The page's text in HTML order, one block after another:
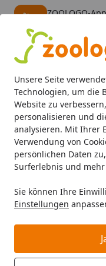
Unsere Seite
Technologien, um die
Website zu
personalisieren und
analysieren. Mit Ihrer
Verwendung von
persönlichen Daten
Surferlebnis und
Sie können Ihre
Einstellungen
ZOOLOGO-App
Alle Produkte
Mein Konto
Suchen
Startseite
Katze Katzenfutter
Cat's Love